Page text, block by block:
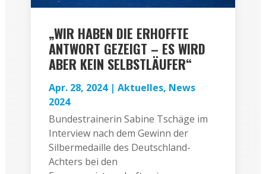
„WIR HABEN DIE ERHOFFTE
ANTWORT GEZEIGT – ES WIRD
ABER KEIN SELBSTLÄUFER“
Apr. 28, 2024| Aktuelles, News
2024
Bundestrainerin Sabine Tschäge im
Interview nach dem Gewinn der
Silbermedaille des Deutschland-
Achters bei den